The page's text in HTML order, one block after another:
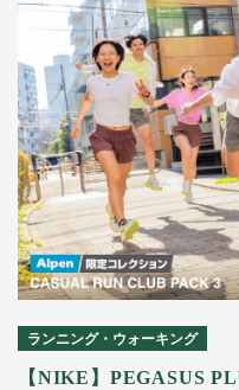
ランニング・ウォーキング
【NIKE】PEGASUS